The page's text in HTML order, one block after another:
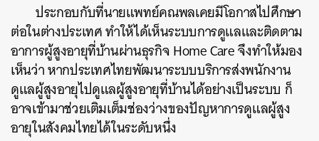
ประกอบกับที่นายแพทย์คณพลเคยมีโอกาสไปศึกษา
ต่อในต่างประเทศ ทำให้ได้เห็นระบบการดูแลและติดตาม
อาการผู้สูงอายุที่บ้านผ่านธุรกิจ Home Care จึงทำให้มอง
เห็นว่า หากประเทศไทยพัฒนาระบบบริการส่งพนักงาน
ดูแลผู้สูงอายุไปดูแลผู้สูงอายุที่บ้านได้อย่างเป็นระบบ ก็
อาจเข้ามาช่วยเติมเต็มช่องว่างของปัญหาการดูแลผู้สูง
อายุในสังคมไทยได้ในระดับหนึ่ง